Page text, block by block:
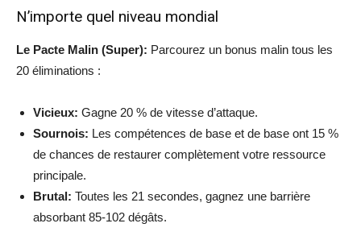
N’importe quel niveau mondial
Le Pacte Malin (Super): Parcourez un bonus malin tous les
20 éliminations :
Vicieux: Gagne 20 % de vitesse d’attaque.
Sournois: Les compétences de base et de base ont 15 %
de chances de restaurer complètement votre ressource
principale.
Brutal: Toutes les 21 secondes, gagnez une barrière
absorbant 85-102 dégâts.